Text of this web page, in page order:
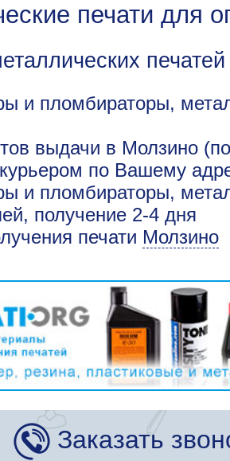
печати для
печатей
и пломбираторы,
выдачи в Молзино
по Вашему
и пломбираторы,
получение 2-4 дня
печати Молзино
Заказать